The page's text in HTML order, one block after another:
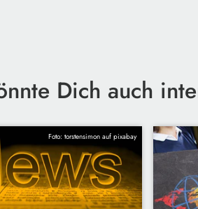
Dich auch
Foto: torstensimon auf pixabay